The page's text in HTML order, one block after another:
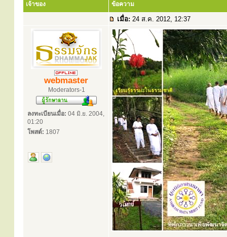
เจ้าของ ข้อความ
เมื่อ: 24 ส.ค. 2012, 12:37
webmaster
Moderators-1
ลงทะเบียนเมื่อ: 04 มิ.ย. 2004,
01:20
โพสต์: 1807